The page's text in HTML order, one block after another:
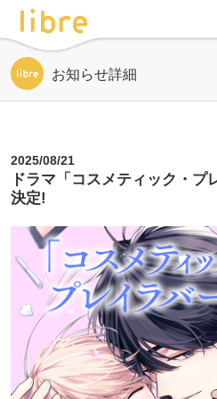
お知らせ詳細
2025/08/21
ドラマ「コスメティック・プ
決定!